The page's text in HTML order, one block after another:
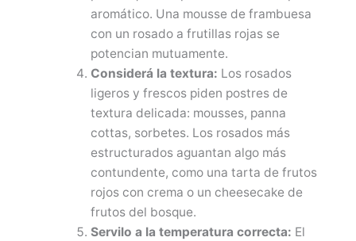
aromático. Una mousse de frambuesa
con un rosado a frutillas rojas se
potencian mutuamente.
Considerá la textura: Los rosados
ligeros y frescos piden postres de
textura delicada: mousses, panna
cottas, sorbetes. Los rosados más
estructurados aguantan algo más
contundente, como una tarta de frutos
rojos con crema o un cheesecake de
frutos del bosque.
Servilo a la temperatura correcta: El